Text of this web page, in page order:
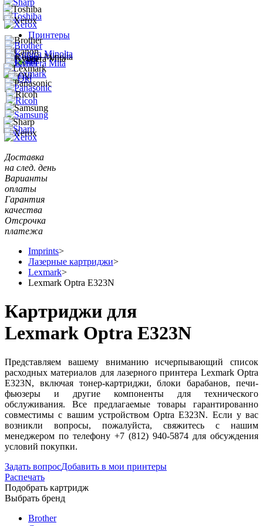
Принтеры
Доставка
на след. день
Варианты
оплаты
Гарантия
качества
Отсрочка
платежа
Imprints>
Лазерные картриджи>
Lexmark>
Lexmark Optra E323N
Картриджи для
Lexmark Optra E323N
Представляем вашему вниманию исчерпывающий список
расходных материалов для лазерного принтера Lexmark Optra
E323N, включая тонер-картриджи, блоки барабанов, печи-
фьюзеры и другие компоненты для технического
обслуживания. Все предлагаемые товары гарантированно
совместимы с вашим устройством Optra E323N. Если у вас
возникли вопросы, пожалуйста, свяжитесь с нашим
менеджером по телефону +7 (812) 940-5874 для обсуждения
условий покупки.
Задать вопросДобавить в мои принтеры
Распечать
Подобрать картридж
Выбрать бренд
Brother